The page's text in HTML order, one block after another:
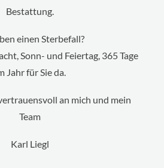
Bestattung.
einen Sterbefall?
Sonn- und Feiertag, 365 Tage
Jahr für Sie da.
an mich und mein
Team
Karl Liegl